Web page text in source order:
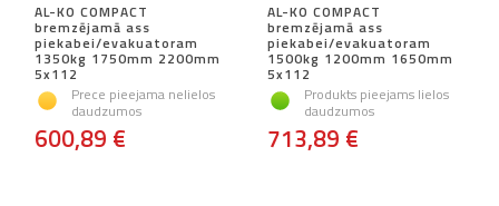
AL-KO COMPACT
bremzējamā ass
piekabei/evakuatoram
1350kg 1750mm 2200mm
5x112
Prece pieejama nelielos
daudzumos
600,89 €
AL-KO COMPACT
bremzējamā ass
piekabei/evakuatoram
1500kg 1200mm 1650mm
5x112
Produkts pieejams lielos
daudzumos
713,89 €